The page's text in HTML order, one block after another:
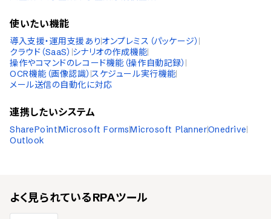
使いたい機能
導入支援・運用支援ありオンプレミス（パッケージ）
クラウド（SaaS） シナリオの作成機能
操作やコマンドのレコード機能（操作自動記録）
OCR機能（画像認識）スケジュール実行機能
メール送信の自動化に対応
連携したいシステム
SharePointMicrosoft FormsMicrosoft PlannerOnedrive
Outlook
よく見られているRPAツール